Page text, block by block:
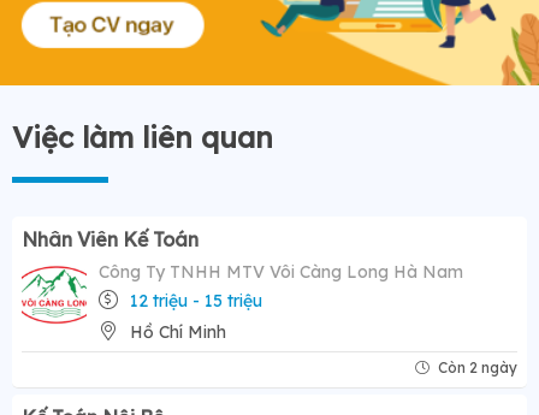
Việc làm liên quan
Nhân Viên Kế Toán
Công Ty TNHH MTV Vôi Càng Long Hà Nam
12 triệu - 15 triệu
Hồ Chí Minh
Còn 2 ngày